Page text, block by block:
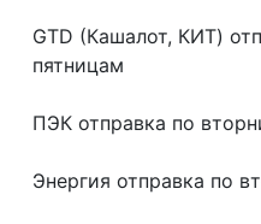
GТD (Кашалот, КИТ)
пятницам
ПЭК отправка по
Энергия отправка по